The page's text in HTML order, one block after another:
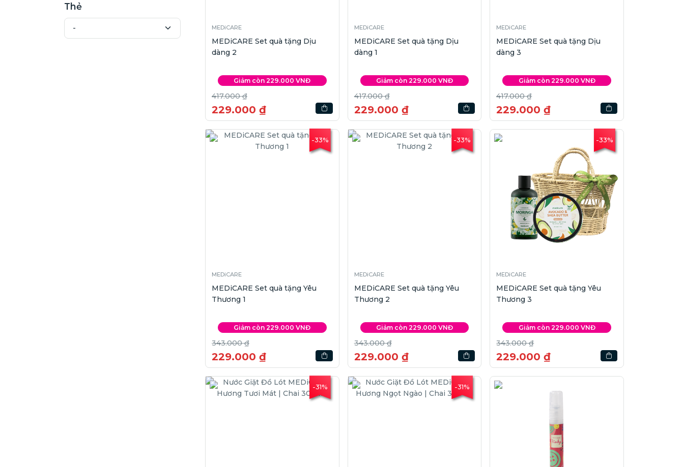
Thẻ
MEDiCARE
MEDiCARE Set quà tặng Dịu
dàng 2
Giảm còn 229.000 VNĐ
417.000 ₫
229.000 ₫
MEDiCARE
MEDiCARE Set quà tặng Dịu
dàng 1
Giảm còn 229.000 VNĐ
417.000 ₫
229.000 ₫
MEDiCARE
MEDiCARE Set quà tặng Dịu
dàng 3
Giảm còn 229.000 VNĐ
417.000 ₫
229.000 ₫
-33%
MEDiCARE
MEDiCARE Set quà tặng Yêu
Thương 1
Giảm còn 229.000 VNĐ
343.000 ₫
229.000 ₫
-33%
MEDiCARE
MEDiCARE Set quà tặng Yêu
Thương 2
Giảm còn 229.000 VNĐ
343.000 ₫
229.000 ₫
-33%
MEDiCARE
MEDiCARE Set quà tặng Yêu
Thương 3
Giảm còn 229.000 VNĐ
343.000 ₫
229.000 ₫
-31% -31%